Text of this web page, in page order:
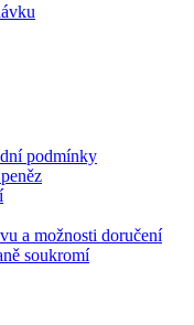
podmínky
a možnosti doručení
soukromí